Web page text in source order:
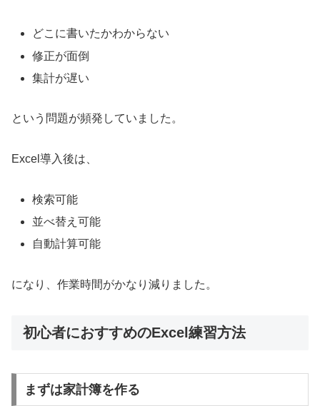
どこに書いたかわからない
修正が面倒
集計が遅い
という問題が頻発していました。
Excel導入後は、
検索可能
並べ替え可能
自動計算可能
になり、作業時間がかなり減りました。
初心者におすすめのExcel練習方法
まずは家計簿を作る